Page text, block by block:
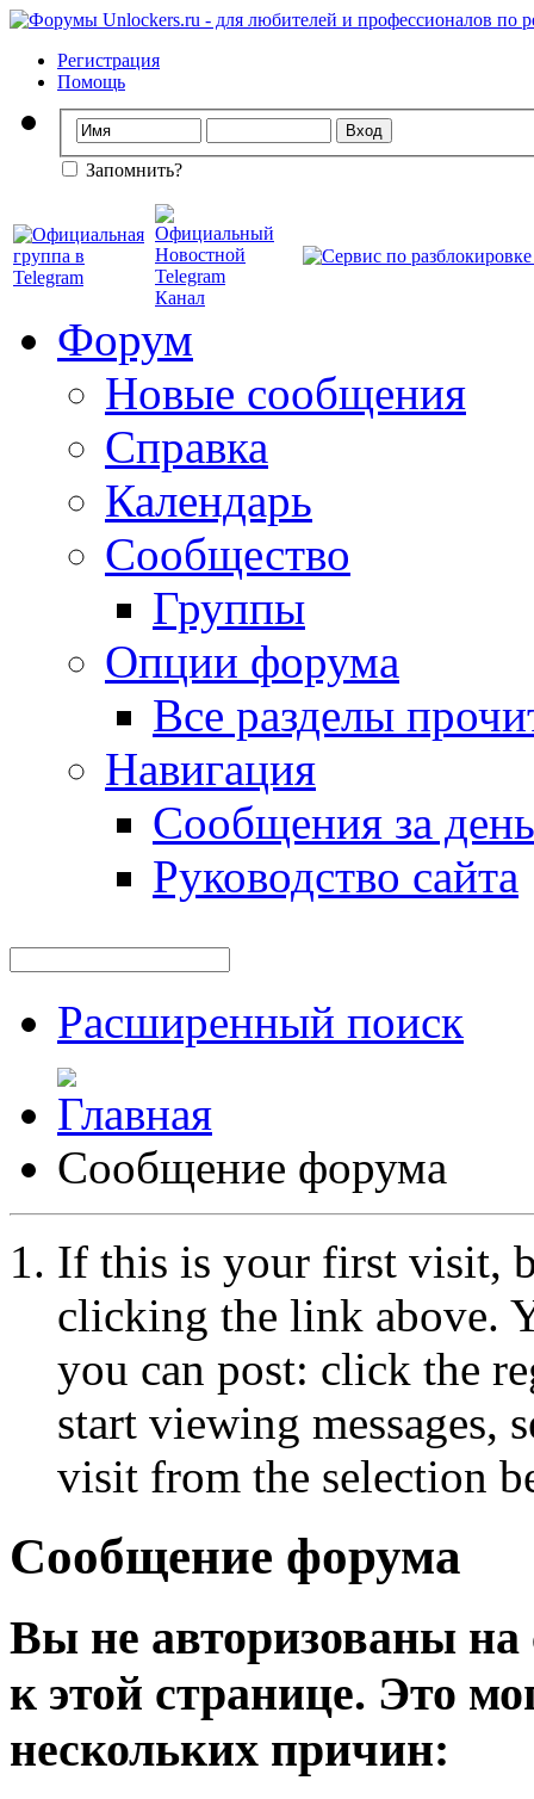
Регистрация
Помощь
Запомнить?
Форум
Новые сообщения
Справка
Календарь
Сообщество
Группы
Опции форума
Все разделы
Навигация
Сообщения за день
Руководство сайта
Расширенный поиск
Сообщение форума
If this is your first visit,
clicking the link above.
you can post: click the
start viewing messages,
visit from the selection
Сообщение форума
Вы не авторизованы на
к этой странице. Это
нескольких причин: